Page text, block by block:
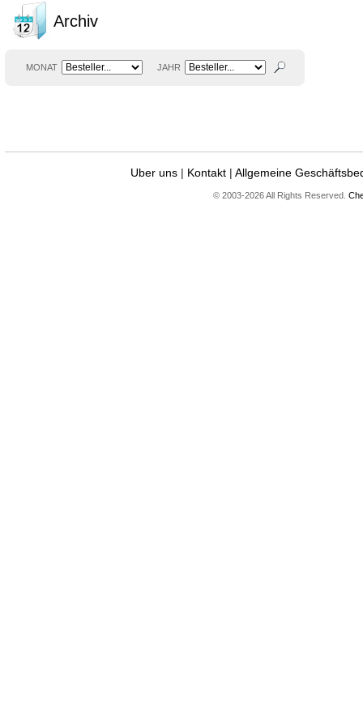
Archiv
MONAT JAHR
Uber uns | Kontakt |Allgemeine
© 2003-2026 All Rights Reserved.